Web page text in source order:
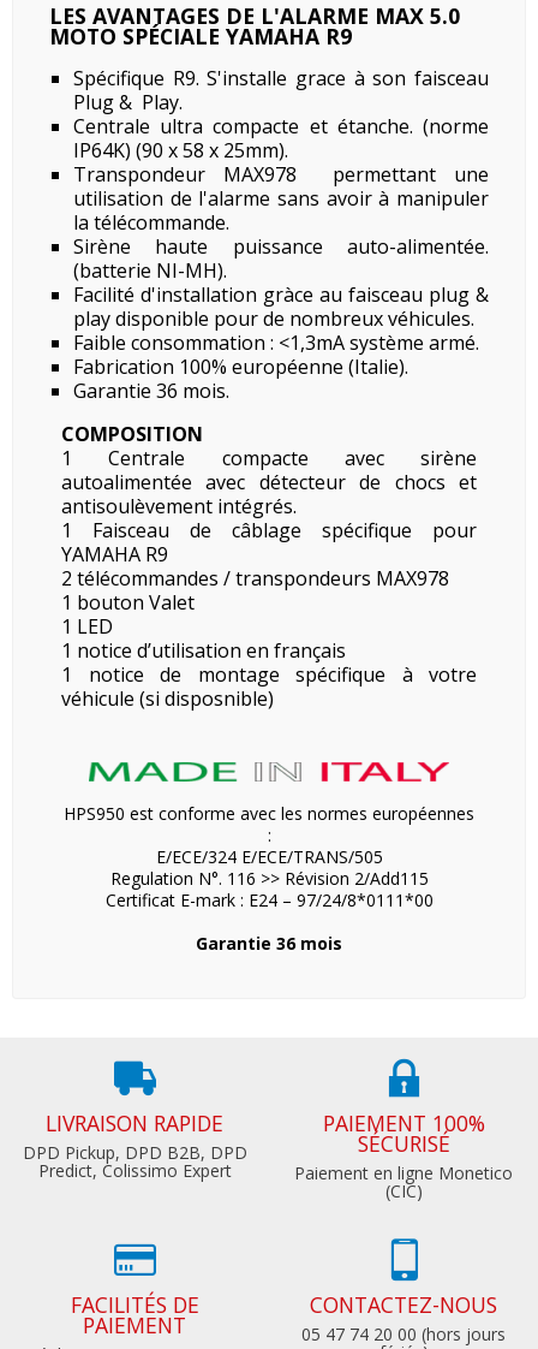
LES AVANTAGES DE L'ALARME MAX 5.0
MOTO SPÉCIALE YAMAHA R9
Spécifique R9. S'installe grace à son faisceau
Plug & Play.
Centrale ultra compacte et étanche. (norme
IP64K) (90 x 58 x 25mm).
Transpondeur MAX978 permettant une
utilisation de l'alarme sans avoir à manipuler
la télécommande.
Sirène haute puissance auto-alimentée.
(batterie NI-MH).
Facilité d'installation gràce au faisceau plug &
play disponible pour de nombreux véhicules.
Faible consommation : <1,3mA système armé.
Fabrication 100% européenne (Italie).
Garantie 36 mois.
COMPOSITION
1 Centrale compacte avec sirène
autoalimentée avec détecteur de chocs et
antisoulèvement intégrés.
1 Faisceau de câblage spécifique pour
YAMAHA R9
2 télécommandes / transpondeurs MAX978
1 bouton Valet
1 LED
1 notice d’utilisation en français
1 notice de montage spécifique à votre
véhicule (si disposnible)
HPS950 est conforme avec les normes européennes
:
E/ECE/324 E/ECE/TRANS/505
Regulation N°. 116 >> Révision 2/Add115
Certificat E-mark : E24 – 97/24/8*0111*00
Garantie 36 mois
LIVRAISON RAPIDE
DPD Pickup, DPD B2B, DPD
Predict, Colissimo Expert
PAIEMENT 100%
SÉCURISÉ
Paiement en ligne Monetico
(CIC)
FACILITÉS DE
PAIEMENT
CONTACTEZ-NOUS
05 47 74 20 00 (hors jours